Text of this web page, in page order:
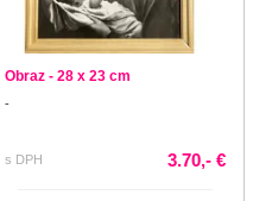
Obraz - 28 x 23 cm
-
s DPH 3.70,- €